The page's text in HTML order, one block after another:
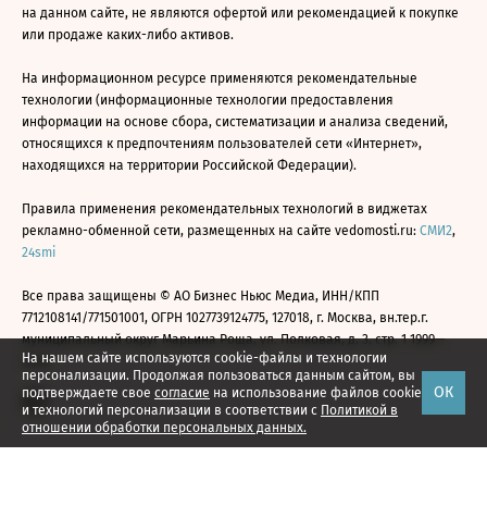
На нашем сайте используются cookie-файлы и технологии
персонализации. Продолжая пользоваться данным сайтом, вы
подтверждаете свое согласие на использование файлов cookie
и технологий персонализации в соответствии с Политикой в
отношении обработки персональных данных.
ОК
на данном сайте, не являются офертой или рекомендацией к покупке
или продаже каких-либо активов.
На информационном ресурсе применяются рекомендательные
технологии (информационные технологии предоставления
информации на основе сбора, систематизации и анализа сведений,
относящихся к предпочтениям пользователей сети «Интернет»,
находящихся на территории Российской Федерации).
Правила применения рекомендательных технологий в виджетах
рекламно-обменной сети, размещенных на сайте vedomosti.ru: СМИ2,
24smi
Все права защищены © АО Бизнес Ньюс Медиа, ИНН/КПП
7712108141/771501001, ОГРН 1027739124775, 127018, г. Москва, вн.тер.г.
муниципальный округ Марьина Роща, ул. Полковая, д. 3, стр. 1 1999—
2026